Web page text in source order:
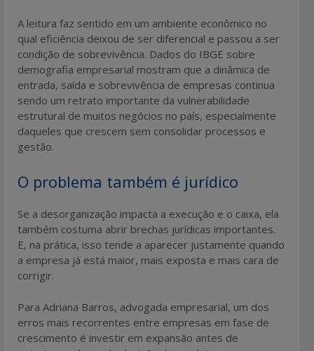
A leitura faz sentido em um ambiente econômico no
qual eficiência deixou de ser diferencial e passou a ser
condição de sobrevivência. Dados do IBGE sobre
demografia empresarial mostram que a dinâmica de
entrada, saída e sobrevivência de empresas continua
sendo um retrato importante da vulnerabilidade
estrutural de muitos negócios no país, especialmente
daqueles que crescem sem consolidar processos e
gestão.
O problema também é jurídico
Se a desorganização impacta a execução e o caixa, ela
também costuma abrir brechas jurídicas importantes.
E, na prática, isso tende a aparecer justamente quando
a empresa já está maior, mais exposta e mais cara de
corrigir.
Para Adriana Barros, advogada empresarial, um dos
erros mais recorrentes entre empresas em fase de
crescimento é investir em expansão antes de